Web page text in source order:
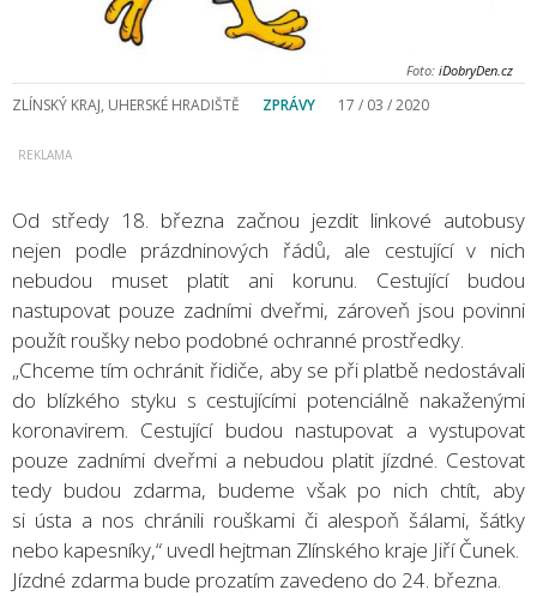
Foto: iDobryDen.cz
ZLÍNSKÝ KRAJ, UHERSKÉ HRADIŠTĚ ZPRÁVY 17 / 03 / 2020
Od středy 18. března začnou jezdit linkové autobusy
nejen podle prázdninových řádů, ale cestující v nich
nebudou muset platit ani korunu. Cestující budou
nastupovat pouze zadními dveřmi, zároveň jsou povinni
použít roušky nebo podobné ochranné prostředky.
„Chceme tím ochránit řidiče, aby se při platbě nedostávali
do blízkého styku s cestujícími potenciálně nakaženými
koronavirem. Cestující budou nastupovat a vystupovat
pouze zadními dveřmi a nebudou platit jízdné. Cestovat
tedy budou zdarma, budeme však po nich chtít, aby
si ústa a nos chránili rouškami či alespoň šálami, šátky
nebo kapesníky,“ uvedl hejtman Zlínského kraje Jiří Čunek.
Jízdné zdarma bude prozatím zavedeno do 24. března.